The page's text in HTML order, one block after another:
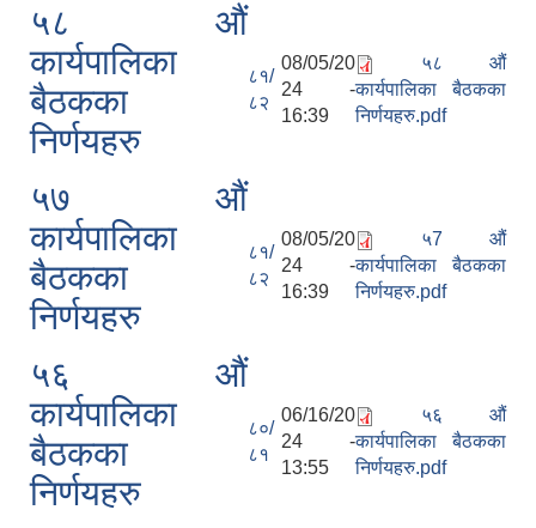
५८ औं
कार्यपालिका
बैठकका
निर्णयहरु
८१/
८२
08/05/20
24 -
16:39
५८ औं
कार्यपालिका बैठकका
निर्णयहरु.pdf
५७ औं
कार्यपालिका
बैठकका
निर्णयहरु
८१/
८२
08/05/20
24 -
16:39
५7 औं
कार्यपालिका बैठकका
निर्णयहरु.pdf
५६ औं
कार्यपालिका
बैठकका
निर्णयहरु
८०/
८१
06/16/20
24 -
13:55
५६ औं
कार्यपालिका बैठकका
निर्णयहरु.pdf